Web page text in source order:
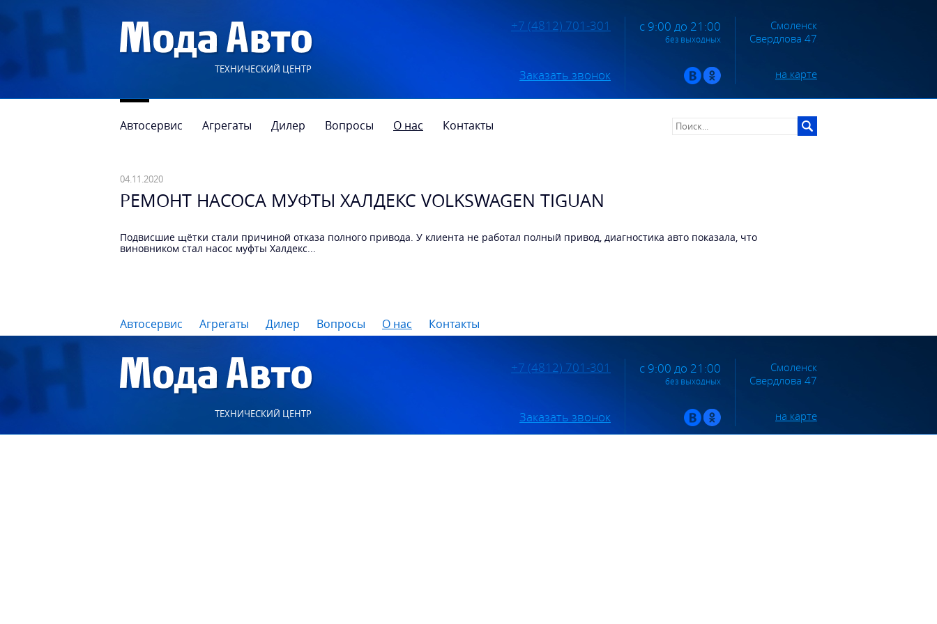
ТЕХНИЧЕСКИЙ ЦЕНТР
+7 (4812) 701-301
Заказать звонок
с 9:00 до 21:00
без выходных
Смоленск
Свердлова 47
на карте
Автосервис Агрегаты Дилер Вопросы О нас Контакты
04.11.2020
РЕМОНТ НАСОСА МУФТЫ ХАЛДЕКС VOLKSWAGEN TIGUAN
Подвисшие щётки стали причиной отказа полного привода. У клиента не работал полный привод, диагностика авто показала, что
виновником стал насос муфты Халдекс...
Автосервис Агрегаты Дилер Вопросы О нас Контакты
ТЕХНИЧЕСКИЙ ЦЕНТР
+7 (4812) 701-301
Заказать звонок
с 9:00 до 21:00
без выходных
Смоленск
Свердлова 47
на карте